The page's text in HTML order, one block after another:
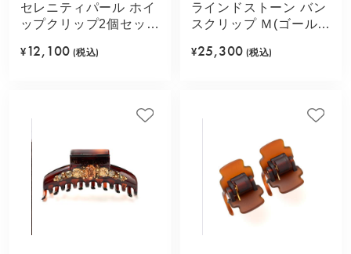
セレニティパール ホイ
ップクリップ2個セット
¥ 12,100 (税込)
ラインドストーン バン
スクリップ Ｍ(ゴールド
¥25,300 (税込)